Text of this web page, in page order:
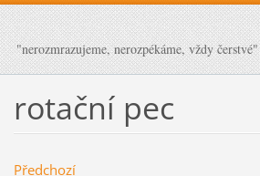
"nerozmrazujeme, nerozpékáme, vždy čerstvé"
rotační pec
Předchozí